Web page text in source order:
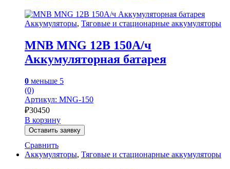
Аккумуляторы, Тяговые и стационарные аккумуляторы
MNB MNG 12В 150А/ч
Аккумуляторная батарея
0 меньше 5
(0)
Артикул: MNG-150
₽30450
В корзину
Оставить заявку
Сравнить
Аккумуляторы, Тяговые и стационарные аккумуляторы